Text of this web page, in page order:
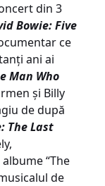
din 3
Bowie: Five
ce
ani ai
Man Who
și Billy
de după
The Last
“The
de